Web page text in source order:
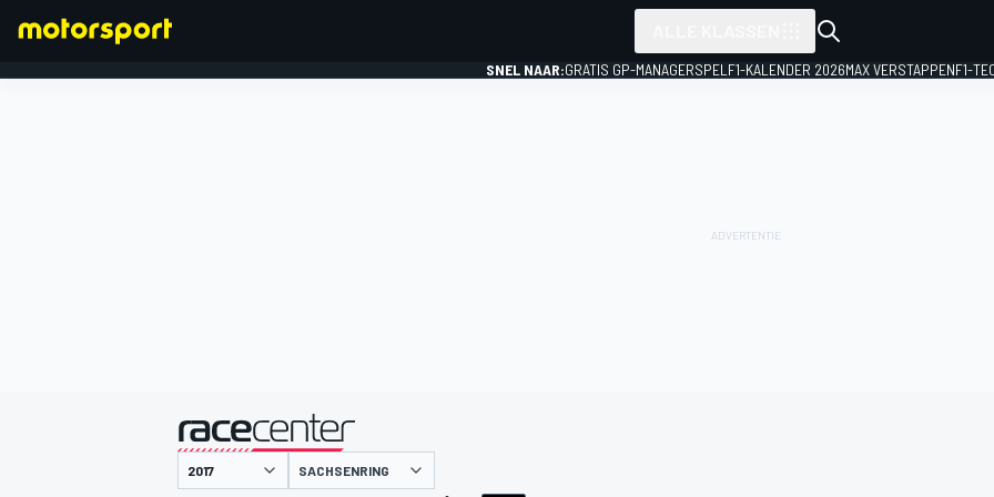
SNEL NAAR:GRATIS GP-MANAGERSPEL F1-KALENDER 2026MAX VERSTAPPENF1-
gepresenteerd door
SACHSENRING